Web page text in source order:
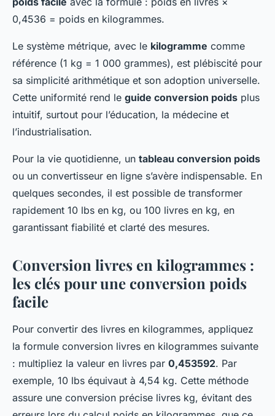
0,4536 = poids en kilogrammes.
Le système métrique, avec le kilogramme comme
référence (1 kg = 1 000 grammes), est plébiscité pour
sa simplicité arithmétique et son adoption universelle.
Cette uniformité rend le guide conversion poids plus
intuitif, surtout pour l’éducation, la médecine et
l’industrialisation.
Pour la vie quotidienne, un tableau conversion poids
ou un convertisseur en ligne s’avère indispensable. En
quelques secondes, il est possible de transformer
rapidement 10 lbs en kg, ou 100 livres en kg, en
garantissant fiabilité et clarté des mesures.
Conversion livres en kilogrammes :
les clés pour une conversion poids
facile
Pour convertir des livres en kilogrammes, appliquez
la formule conversion livres en kilogrammes suivante
: multipliez la valeur en livres par 0,453592. Par
exemple, 10 lbs équivaut à 4,54 kg. Cette méthode
assure une conversion précise livres kg, évitant des